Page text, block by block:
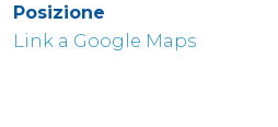
Posizione
Link a Google Maps